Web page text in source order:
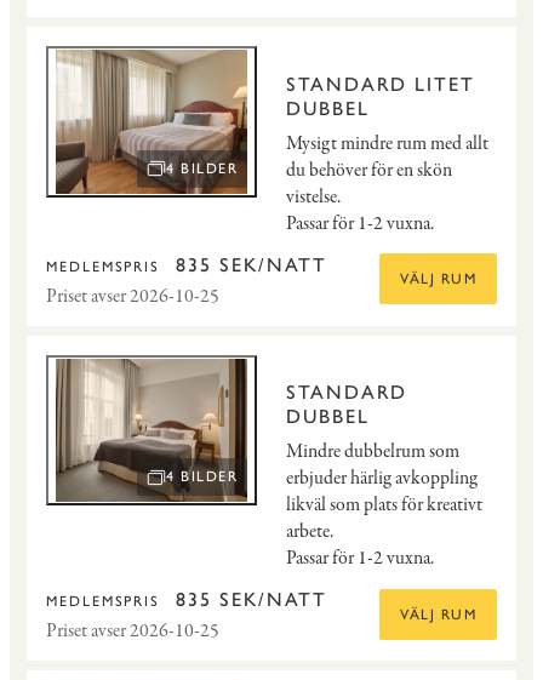
ÖPPNA BILDSPEL
4 BILDER
STANDARD LITET
DUBBEL
Mysigt mindre rum med allt
du behöver för en skön
vistelse.
Passar för 1-2 vuxna.
MEDLEMSPRIS 835 SEK/NATT
Priset avser 2026-10-25
VÄLJ RUM
ÖPPNA BILDSPEL
4 BILDER
STANDARD
DUBBEL
Mindre dubbelrum som
erbjuder härlig avkoppling
likväl som plats för kreativt
arbete.
Passar för 1-2 vuxna.
MEDLEMSPRIS 835 SEK/NATT
Priset avser 2026-10-25
VÄLJ RUM